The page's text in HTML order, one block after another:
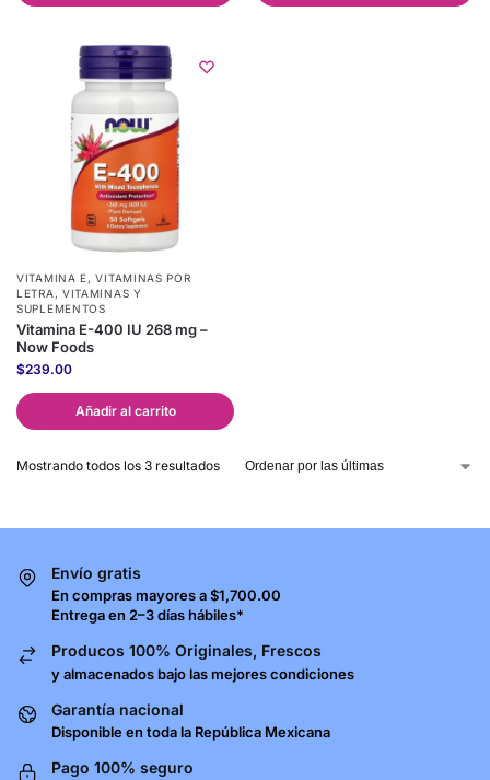
VITAMINA E,VITAMINAS POR
LETRA , VITAMINAS Y
SUPLEMENTOS
Vitamina E-400 IU 268 mg –
Now Foods
$239.00
Añadir al carrito
Mostrando todos los 3 resultados
Envío gratis
En compras mayores a $1,700.00
Entrega en 2–3 días hábiles*
Producos 100% Originales, Frescos
y almacenados bajo las mejores condiciones
Garantía nacional
Disponible en toda la República Mexicana
Pago 100% seguro